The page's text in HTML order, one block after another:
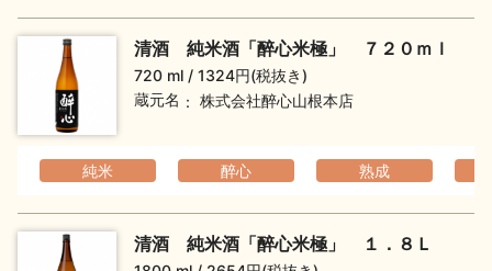
地酒蔵元会WEB展示会
美味しい地酒の選び方
地酒蔵元会とは
清酒 純米酒「醉心米極」 ７２０ｍｌ
720 ml
1324円(税抜き)
蔵元名
株式会社醉心山根本店
純米 醉心 熟成
清酒 純米酒「醉心米極」 １．８Ｌ